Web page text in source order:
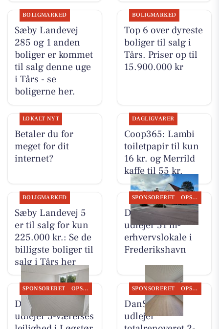
BOLIGMARKED
Sæby Landevej
285 og 1 anden
boliger er kommet
til salg denne uge
i Tårs - se
boligerne her.
BOLIGMARKED
Top 6 over dyreste
boliger til salg i
Tårs. Priser op til
15.900.000 kr
LOKALT NYT
Betaler du for
meget for dit
internet?
DAGLIGVARER
Coop365: Lambi
toiletpapir til kun
16 kr. og Merrild
kaffe til 55 kr.
BOLIGMARKED
Sæby Landevej 5
er til salg for kun
225.000 kr.: Se de
billigste boliger til
salg i Tårs her
SPONSORERET OPSLAGSTAVLEN
DanSeb ApS
udlejer 51 m²
erhvervslokale i
Frederikshavn
SPONSORERET OPSLAGSTAVLEN
DanSeb ApS
udlejer 3-værelses
SPONSORERET OPSLAGSTAVLEN
DanSeb ApS
udlejer